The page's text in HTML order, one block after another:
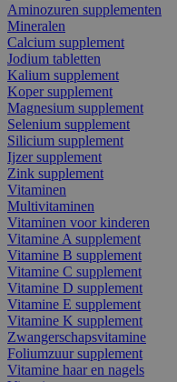
Aminozuren supplementen
Mineralen
Calcium supplement
Jodium tabletten
Kalium supplement
Koper supplement
Magnesium supplement
Selenium supplement
Silicium supplement
Ijzer supplement
Zink supplement
Vitaminen
Multivitaminen
Vitaminen voor kinderen
Vitamine A supplement
Vitamine B supplement
Vitamine C supplement
Vitamine D supplement
Vitamine E supplement
Vitamine K supplement
Zwangerschapsvitamine
Foliumzuur supplement
Vitamine haar en nagels